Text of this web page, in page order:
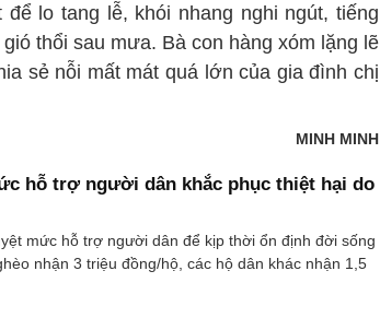
lo tang lễ, khói nhang nghi ngút, tiếng
thổi sau mưa. Bà con hàng xóm lặng lẽ
sẻ nỗi mất mát quá lớn của gia đình chị
MINH MINH
hỗ trợ người dân khắc phục thiệt hại do
mức hỗ trợ người dân để kịp thời ổn định đời sống
nhận 3 triệu đồng/hộ, các hộ dân khác nhận 1,5